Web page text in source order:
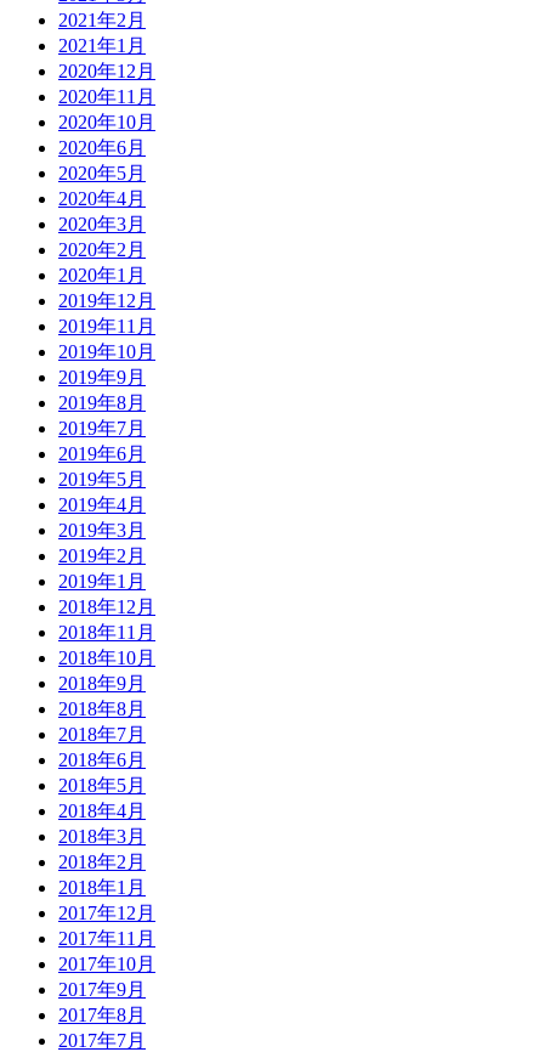
2021年2月
2021年1月
2020年12月
2020年11月
2020年10月
2020年6月
2020年5月
2020年4月
2020年3月
2020年2月
2020年1月
2019年12月
2019年11月
2019年10月
2019年9月
2019年8月
2019年7月
2019年6月
2019年5月
2019年4月
2019年3月
2019年2月
2019年1月
2018年12月
2018年11月
2018年10月
2018年9月
2018年8月
2018年7月
2018年6月
2018年5月
2018年4月
2018年3月
2018年2月
2018年1月
2017年12月
2017年11月
2017年10月
2017年9月
2017年8月
2017年7月